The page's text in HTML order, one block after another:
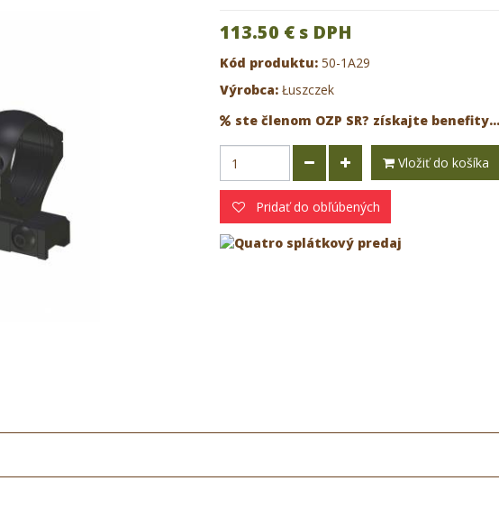
113.50 €s DPH
Kód produktu: 50-1A29
Výrobca: Łuszczek
ste členom OZP SR? získajte benefity...
Vložiť do košíka
Pridať do obľúbených